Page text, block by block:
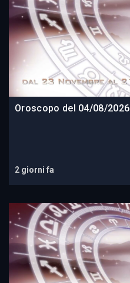
Oroscopo del 04/08/2026
2 giorni fa